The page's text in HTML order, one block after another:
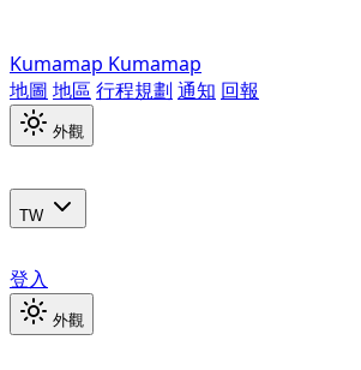
Kumamap Kumamap
地圖 地區 行程規劃 通知 回報
外觀
TW
登入
外觀